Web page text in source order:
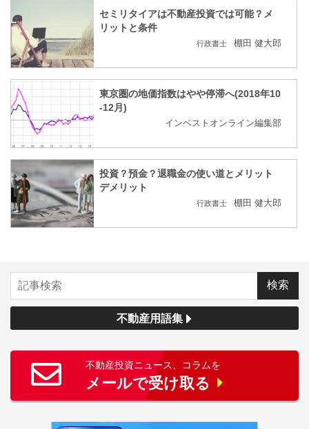
セミリタイアは不動産投資では可能？メ
リットと条件
行政書士 棚田 健大郎
東京圏の地価指数はやや停滞へ(2018年10
-12月)
インベストオンライン編集部
投資？預金？退職金の使い道とメリット
デメリット
行政書士 棚田 健大郎
不動産用語集
不動産投資ニュース、コラムを
メールで受け取る